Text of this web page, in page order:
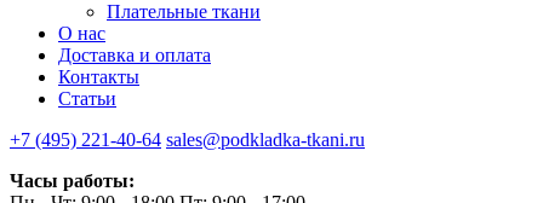
Плательные ткани
О нас
Доставка и оплата
Контакты
Статьи
+7 (495) 221-40-64 sales@podkladka-tkani.ru
Часы работы: